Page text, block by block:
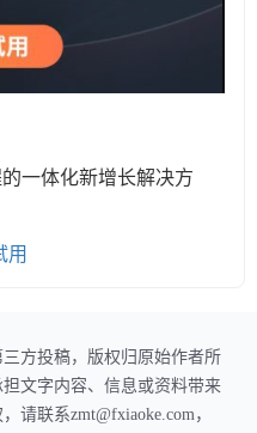
一体化新增长解决方
用
方投稿，版权归原始作者所
文字内容、信息或资料带来
请联系zmt@fxiaoke.com，